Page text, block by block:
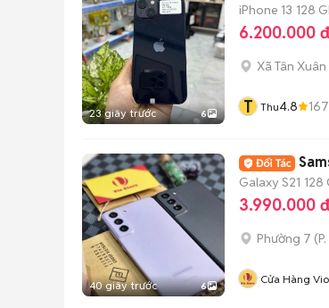
23 giây trước 6
iPhone 13 128
6.200.000 đ
Xã Tân Xuân
T Thu4.8 167
40 giây trước 6
Galaxy S21 128
3.990.000 đ
Phường 7 (
Cửa Hàng